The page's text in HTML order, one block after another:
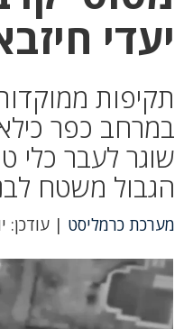
יעדי
תקיפות
במרחב כפר כילא
שוגר לעבר כלי
הגבול משטח
מערכת כרמליסט | עודכן: יוני 23,